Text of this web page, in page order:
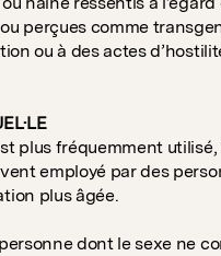
perçues comme
ou à des actes
plus fréquemment
employé par des
plus âgée.
dont le sexe ne